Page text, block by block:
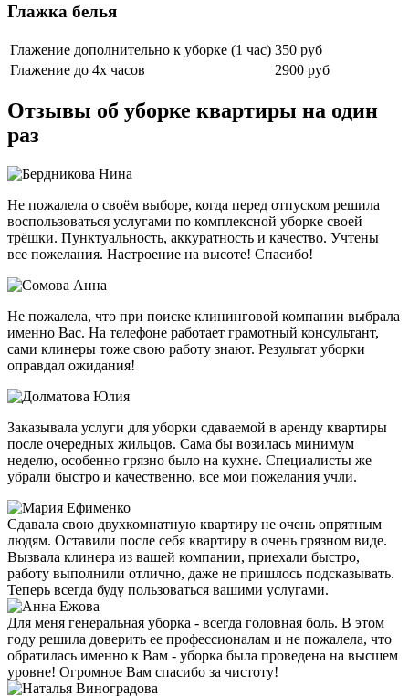
Глажка белья
Глажение дополнительно к уборке (1 час) 350 руб
Глажение до 4х часов
2900 руб
Отзывы об уборке квартиры на один
раз
Не пожалела о своём выборе, когда перед отпуском решила
воспользоваться услугами по комплексной уборке своей
трёшки. Пунктуальность, аккуратность и качество. Учтены
все пожелания. Настроение на высоте! Спасибо!
Не пожалела, что при поиске клининговой компании выбрала
именно Вас. На телефоне работает грамотный консультант,
сами клинеры тоже свою работу знают. Результат уборки
оправдал ожидания!
Заказывала услуги для уборки сдаваемой в аренду квартиры
после очередных жильцов. Сама бы возилась минимум
неделю, особенно грязно было на кухне. Специалисты же
убрали быстро и качественно, все мои пожелания учли.
Сдавала свою двухкомнатную квартиру не очень опрятным
людям. Оставили после себя квартиру в очень грязном виде.
Вызвала клинера из вашей компании, приехали быстро,
работу выполнили отлично, даже не пришлось подсказывать.
Теперь всегда буду пользоваться вашими услугами.
Для меня генеральная уборка - всегда головная боль. В этом
году решила доверить ее профессионалам и не пожалела, что
обратилась именно к Вам - уборка была проведена на высшем
уровне! Огромное Вам спасибо за чистоту!